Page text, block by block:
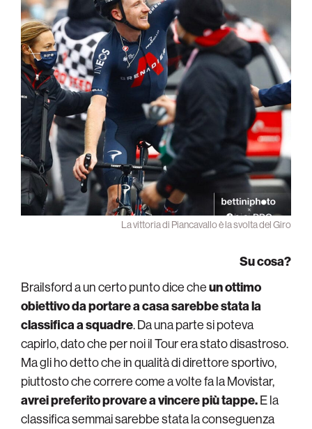
La vittoria di Piancavallo è la svolta del Giro
Su cosa?
Brailsford a un certo punto dice cheun ottimo
obiettivo da portare a casa sarebbe stata la
classifica a squadre. Da una parte si poteva
capirlo, dato che per noi il Tour era stato disastroso.
Ma gli ho detto che in qualità di direttore sportivo,
piuttosto che correre come a volte fa la Movistar,
avrei preferito provare a vincere più tappe.E la
classifica semmai sarebbe stata la conseguenza